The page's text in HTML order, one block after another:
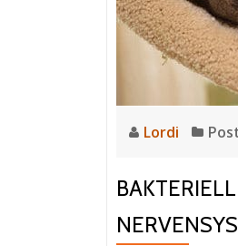
Lordi